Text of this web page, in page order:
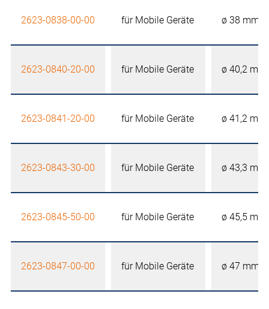
2623-0838-00-00 für Mobile Geräte ø 38 mm
2623-0840-20-00 für Mobile Geräte ø 40,2 mm
2623-0841-20-00 für Mobile Geräte ø 41,2 mm
2623-0843-30-00 für Mobile Geräte ø 43,3 mm
2623-0845-50-00 für Mobile Geräte ø 45,5 mm
2623-0847-00-00 für Mobile Geräte ø 47 mm